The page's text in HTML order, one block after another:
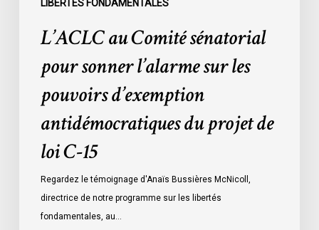
LIBERTÉS FONDAMENTALES
L’ACLC au Comité sénatorial
pour sonner l’alarme sur les
pouvoirs d’exemption
antidémocratiques du projet de
loi C-15
Regardez le témoignage d'Anaïs Bussières McNicoll,
directrice de notre programme sur les libertés
fondamentales, au…